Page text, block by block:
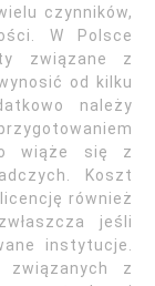
czynników,
W Polsce
związane z
od kilku
należy
wiąże się z
Koszt
również
jeśli
instytucje.
z